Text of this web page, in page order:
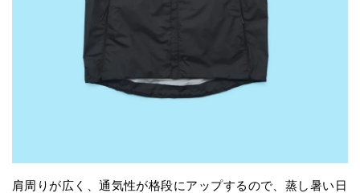
肩周りが広く、通気性が格段にアップするので、蒸し暑い日